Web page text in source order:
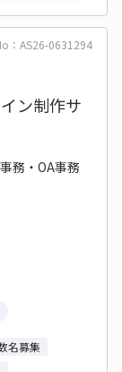
：AS26-0631294
ン制作サ
務・OA事務
名募集